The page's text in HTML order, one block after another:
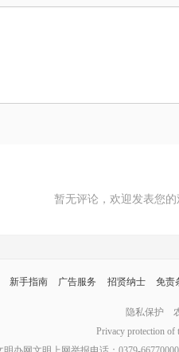
暂无评论，欢迎发表您的
新手指南 广告服务 招贤纳士 免责
隐私保护
Privacy protection of